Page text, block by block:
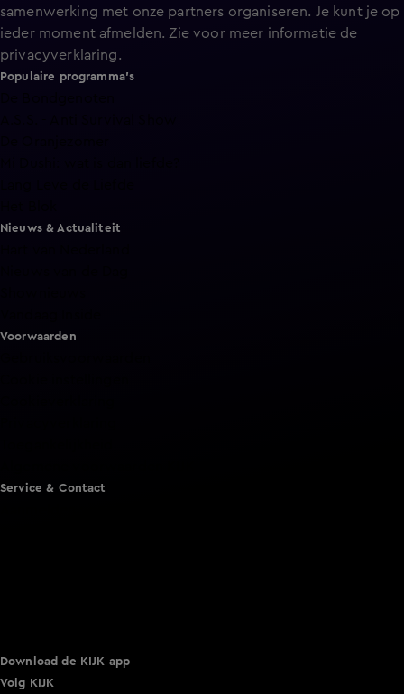
samenwerking met onze partners organiseren. Je kunt je op
ieder moment afmelden. Zie voor meer informatie de
privacyverklaring.
Populaire programma's
Nieuws & Actualiteit
Voorwaarden
Service & Contact
Download de KIJK app
Volg KIJK